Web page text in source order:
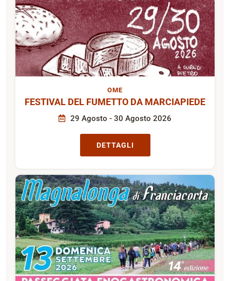
OME
FESTIVAL DEL FUMETTO DA MARCIAPIEDE
29 Agosto - 30 Agosto 2026
DETTAGLI